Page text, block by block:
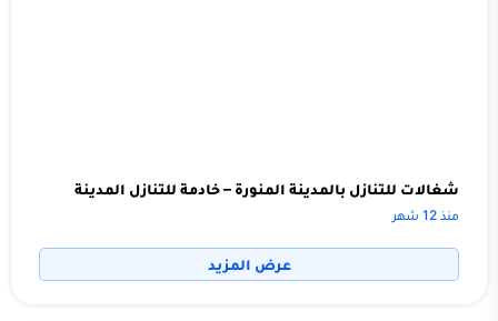
شغالات للتنازل بالمدينة المنورة – خادمة للتنازل المدينة
منذ 12 شهر
عرض المزيد